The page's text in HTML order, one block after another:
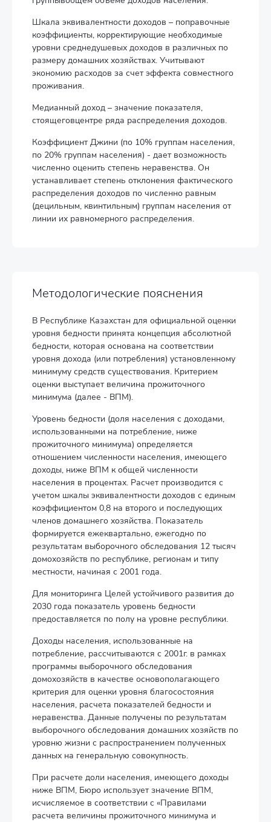
Шкала эквивалентности доходов – поправочные
коэффициенты, корректирующие необходимые
уровни среднедушевых доходов в различных по
размеру домашних хозяйствах. Учитывают
экономию расходов за счет эффекта совместного
проживания.
Медианный доход – значение показателя,
стоящеговцентре ряда распределения доходов.
Коэффициент Джини (по 10% группам населения,
по 20% группам населения) - дает возможность
численно оценить степень неравенства. Он
устанавливает степень отклонения фактического
распределения доходов по численно равным
(децильным, квинтильным) группам населения от
линии их равномерного распределения.
Методологические пояснения
В Республике Казахстан для официальной оценки
уровня бедности принята концепция абсолютной
бедности, которая основана на соответствии
уровня дохода (или потребления) установленному
минимуму средств существования. Критерием
оценки выступает величина прожиточного
минимума (далее - ВПМ).
Уровень бедности (доля населения с доходами,
использованными на потребление, ниже
прожиточного минимума) определяется
отношением численности населения, имеющего
доходы, ниже ВПМ к общей численности
населения в процентах. Расчет производится с
учетом шкалы эквивалентности доходов с единым
коэффициентом 0,8 на второго и последующих
членов домашнего хозяйства. Показатель
формируется ежеквартально, ежегодно по
результатам выборочного обследования 12 тысяч
домохозяйств по республике, регионам и типу
местности, начиная с 2001 года.
Для мониторинга Целей устойчивого развития до
2030 года показатель уровень бедности
предоставляется по полу на уровне республики.
Доходы населения, использованные на
потребление, рассчитываются с 2001г. в рамках
программы выборочного обследования
домохозяйств в качестве основополагающего
критерия для оценки уровня благосостояния
населения, расчета показателей бедности и
неравенства. Данные получены по результатам
выборочного обследования домашних хозяйств по
уровню жизни с распространением полученных
данных на генеральную совокупность.
При расчете доли населения, имеющего доходы
ниже ВПМ, Бюро использует значение ВПМ,
исчисляемое в соответствии с «Правилами
расчета величины прожиточного минимума и